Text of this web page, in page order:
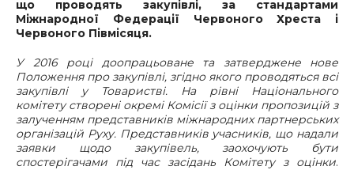
що проводять закупівлі, за стандартами
Міжнародної Федерації Червоного Хреста і
Червоного Півмісяця.
У 2016 році доопрацьоване та затверджене нове
Положення про закупівлі, згідно якого проводяться всі
закупівлі у Товаристві. На рівні Національного
комітету створені окремі Комісії з оцінки пропозицій з
залученням представників міжнародних партнерських
організацій Руху. Представників учасників, що надали
заявки щодо закупівель, заохочують бути
спостерігачами під час засідань Комітету з оцінки.